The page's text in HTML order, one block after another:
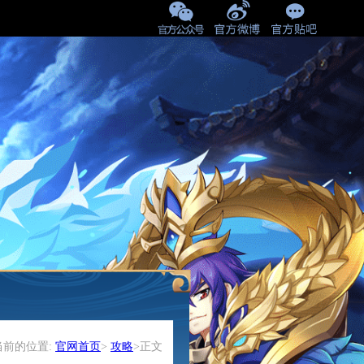
前的位置: 官网首页> 攻略>正文